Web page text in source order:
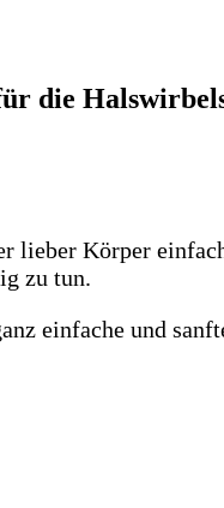
die
lieber Körper
zu tun.
einfache und